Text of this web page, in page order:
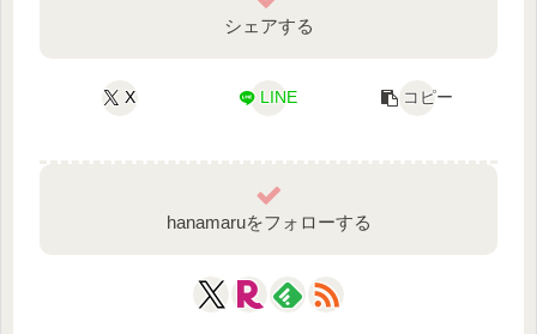
シェアする
X LINE コピー
hanamaruをフォローする